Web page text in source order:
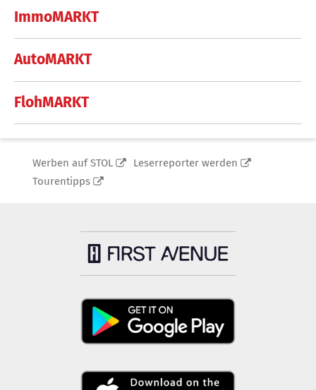
ImmoMARKT
AutoMARKT
FlohMARKT
Werben auf STOL
Leserreporter werden
Tourentipps